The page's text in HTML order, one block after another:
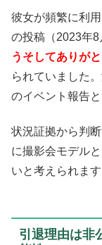
彼女が頻繁に利
の投稿（2023年8
うそしてありがと
られていました
のイベント報告
状況証拠から判
に撮影会モデル
いと考えられます
引退理由は非